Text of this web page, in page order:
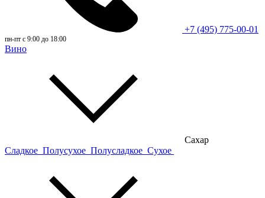
+7 (495) 775-00-01
пн-пт с 9:00 до 18:00
Вино
Сахар
Сладкое Полусухое Полусладкое Сухое